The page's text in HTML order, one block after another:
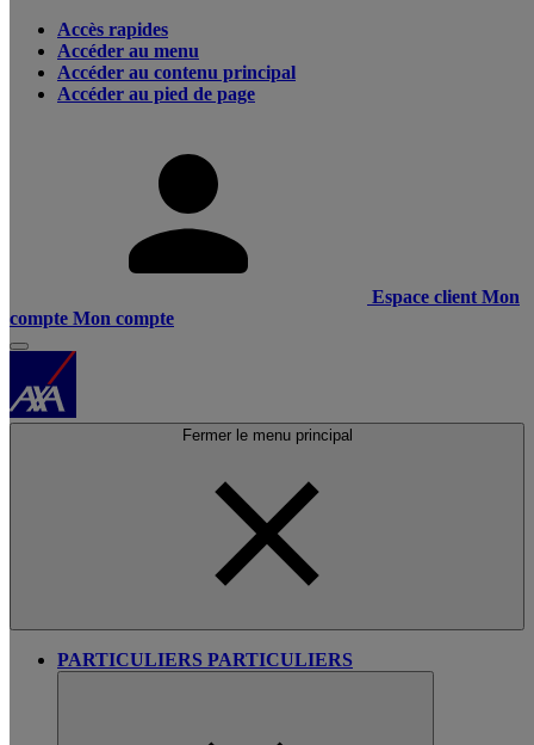
Accès rapides
Accéder au menu
Accéder au contenu principal
Accéder au pied de page
Espace client Mon
compte Mon compte
Fermer le menu principal
PARTICULIERS PARTICULIERS